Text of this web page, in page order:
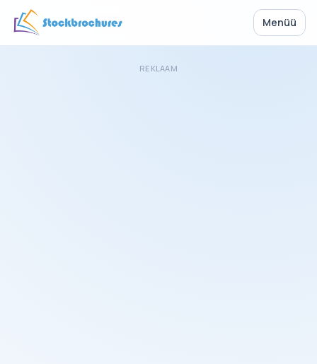
Menüü
REKLAAM